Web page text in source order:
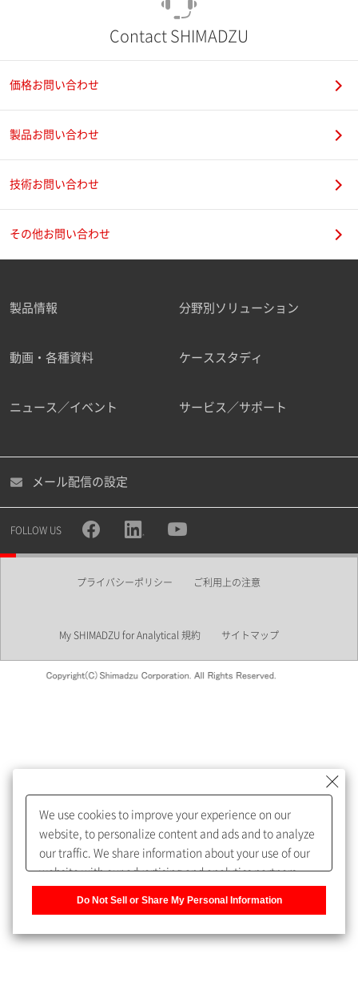
ご勤務先
職種
めします。
My SHIMADZU for Analyticalへ登録いただくと、技術情報や
取扱説明書・Webinarなどの閲覧ができます。
うになります。
Contact SHIMADZU
価格お問い合わせ
製品お問い合わせ
技術お問い合わせ
その他お問い合わせ
製品情報 分野別ソリューション
動画・各種資料 ケーススタディ
ニュース／イベント サービス／サポート
メール配信の設定
FOLLOW US
プライバシーポリシー ご利用上の注意
My SHIMADZU for Analytical 規約 サイトマップ
We use cookies to improve your experience on our
website, to personalize content and ads and to analyze
our traffic. We share information about your use of our
website with our advertising and analytics partners,
Do Not Sell or Share My Personal Information